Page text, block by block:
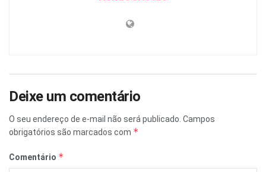
Deixe um comentário
O seu endereço de e-mail não será publicado. Campos
obrigatórios são marcados com *
Comentário *